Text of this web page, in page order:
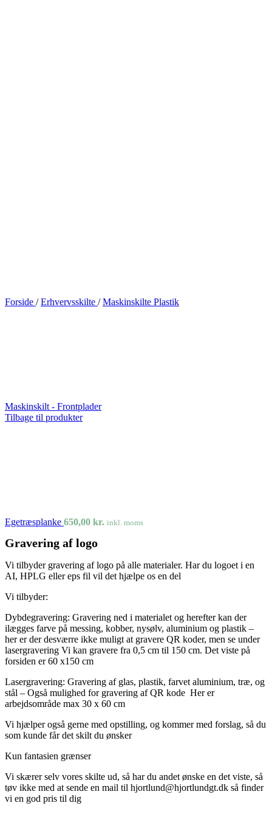
Forside / Erhvervsskilte / Maskinskilte Plastik
Maskinskilt - Frontplader
Tilbage til produkter
Egetræsplanke 650,00 kr. inkl. moms
Gravering af logo
Vi tilbyder gravering af logo på alle materialer. Har du logoet i en
AI, HPLG eller eps fil vil det hjælpe os en del
Vi tilbyder:
Dybdegravering: Gravering ned i materialet og herefter kan der
ilægges farve på messing, kobber, nysølv, aluminium og plastik –
her er der desværre ikke muligt at gravere QR koder, men se under
lasergravering Vi kan gravere fra 0,5 cm til 150 cm. Det viste på
forsiden er 60 x150 cm
Lasergravering: Gravering af glas, plastik, farvet aluminium, træ, og
stål – Også mulighed for gravering af QR kode Her er
arbejdsområde max 30 x 60 cm
Vi hjælper også gerne med opstilling, og kommer med forslag, så du
som kunde får det skilt du ønsker
Kun fantasien grænser
Vi skærer selv vores skilte ud, så har du andet ønske en det viste, så
tøv ikke med at sende en mail til hjortlund@hjortlundgt.dk så finder
vi en god pris til dig